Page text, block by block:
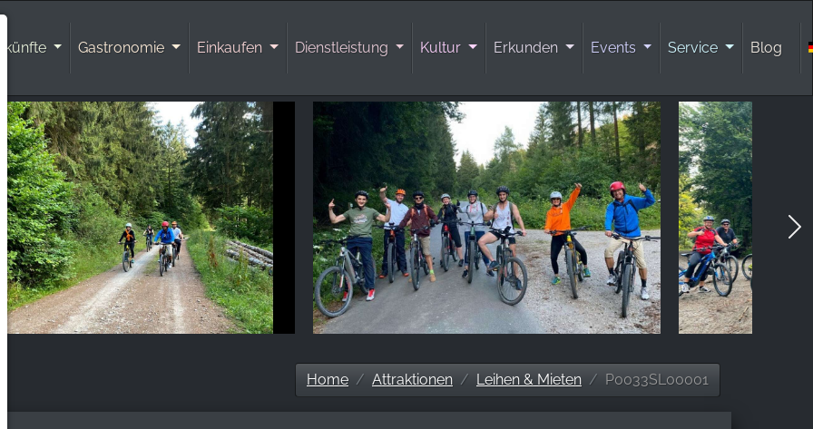
Gastronomie Einkaufen Dienstleistung Kultur Erkunden Events Service Blog
Home Attraktionen Leihen & Mieten P0033SL00001